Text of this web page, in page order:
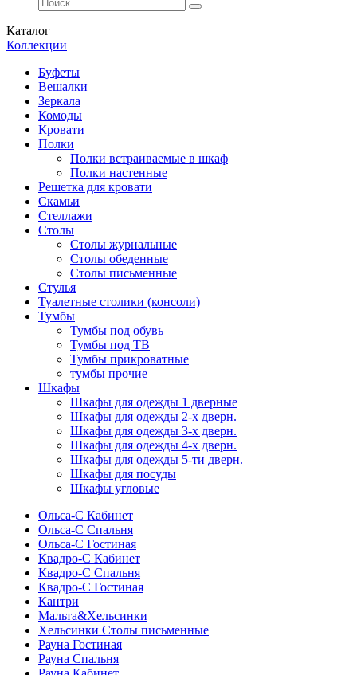
Каталог
Коллекции
Буфеты
Вешалки
Зеркала
Комоды
Кровати
Полки
Полки встраиваемые в шкаф
Полки настенные
Решетка для кровати
Скамьи
Стеллажи
Столы
Столы журнальные
Столы обеденные
Столы письменные
Стулья
Туалетные столики (консоли)
Тумбы
Тумбы под обувь
Тумбы под ТВ
Тумбы прикроватные
тумбы прочие
Шкафы
Шкафы для одежды 1 дверные
Шкафы для одежды 2-х дверн.
Шкафы для одежды 3-х дверн.
Шкафы для одежды 4-х дверн.
Шкафы для одежды 5-ти дверн.
Шкафы для посуды
Шкафы угловые
Ольса-С Кабинет
Ольса-С Спальня
Ольса-С Гостиная
Квадро-С Кабинет
Квадро-С Спальня
Квадро-С Гостиная
Кантри
Мальта&Хельсинки
Хельсинки Столы письменные
Рауна Гостиная
Рауна Спальня